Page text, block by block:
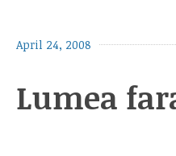
April 24, 2008
Lumea